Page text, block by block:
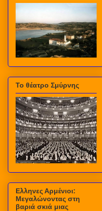
Το θέατρο Σμύρνης
Ελληνες Αρμένιοι:
Μεγαλώνοντας στη
βαριά σκιά μιας